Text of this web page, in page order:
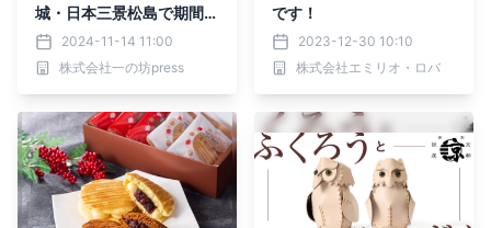
城・日本三景松島で期間限
定開催中！
2024-11-14 11:00
株式会社一の坊press
です！
2023-12-30 10:10
株式会社エミリオ・ロバ